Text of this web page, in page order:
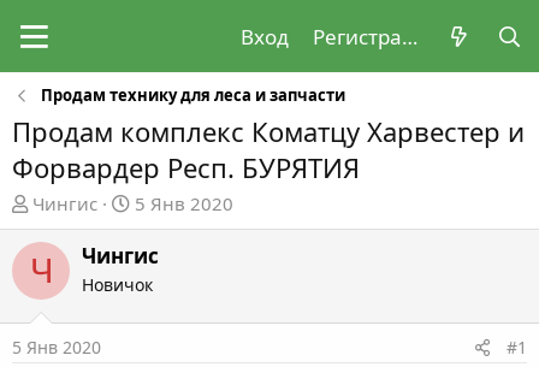
Вход Регистрация
Продам технику для леса и запчасти
Продам комплекс Коматцу Харвестер и
Форвардер Респ. БУРЯТИЯ
А
в
т
о
р
е
Чингис
Д
а
т
а
а
5 Янв 2020
Ч Чингис
Новичок
5 Янв 2020 #1